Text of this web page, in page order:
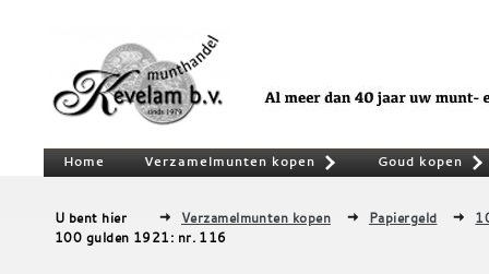
Home Verzamelmunten kopen Goud kopen
U bent hier Verzamelmunten kopen Papiergeld
100 gulden 1921: nr. 116